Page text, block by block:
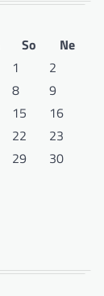
So
Ne
1
2
8
9
15
16
22
23
29
30